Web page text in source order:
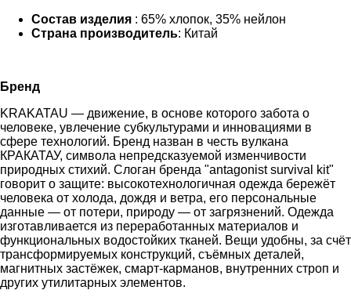
Состав изделия : 65% хлопок, 35% нейлон
Страна производитель: Китай
Бренд
KRAKATAU — движение, в основе которого забота о
человеке, увлечение субкультурами и инновациями в
сфере технологий. Бренд назван в честь вулкана
КРАКАТАУ, символа непредсказуемой изменчивости
природных стихий. Слоган бренда "antagonist survival kit"
говорит о защите: высокотехнологичная одежда бережёт
человека от холода, дождя и ветра, его персональные
данные — от потери, природу — от загрязнений. Одежда
изготавливается из переработанных материалов и
функциональных водостойких тканей. Вещи удобны, за счёт
трансформируемых конструкций, съёмных деталей,
магнитных застёжек, смарт-карманов, внутренних строп и
других утилитарных элементов.